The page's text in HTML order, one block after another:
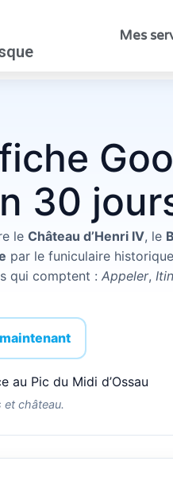
Mes
30
le Château d’Henri IV, le
par le funiculaire
qui comptent : Appeler,
et château.